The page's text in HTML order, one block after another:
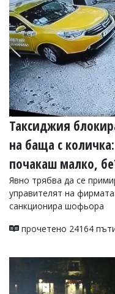
Таксиджия
на баща с
почакаш малко,
Явно трябва да се
управителят на
санкционира шофьора
прочетено 24164